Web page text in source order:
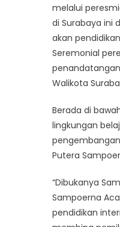
melalui
di Surabaya ini
akan
Seremonial
Walikota
Berada di
lingkungan
Putera
“Dibukanya
Sampoerna
pendidikan